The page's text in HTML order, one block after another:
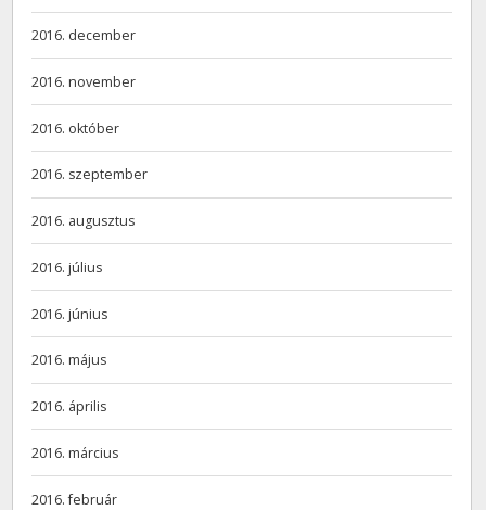
2016. december
2016. november
2016. október
2016. szeptember
2016. augusztus
2016. július
2016. június
2016. május
2016. április
2016. március
2016. február